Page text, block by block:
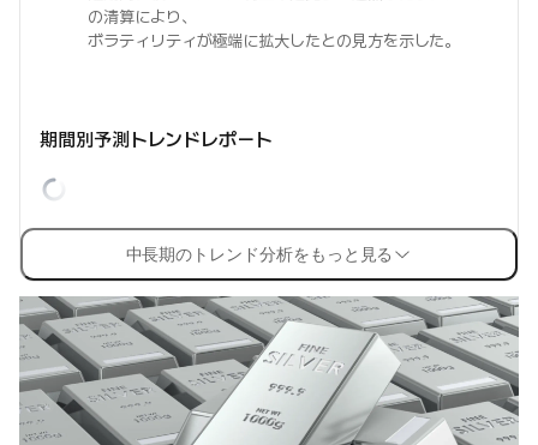
の清算により、
ボラティリティが極端に拡大したとの見方を示した。
期間別予測トレンドレポート
中長期のトレンド分析をもっと見る